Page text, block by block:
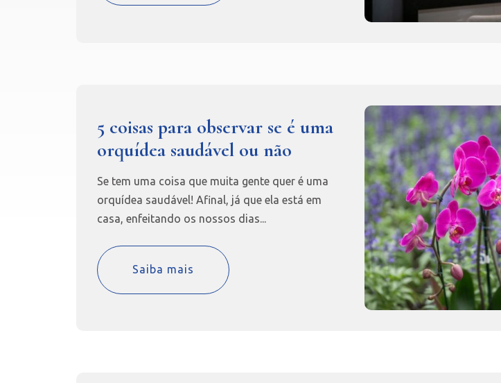
5 coisas para observar se é uma
orquídea saudável ou não
Se tem uma coisa que muita gente quer é uma
orquídea saudável! Afinal, já que ela está em
casa, enfeitando os nossos dias...
Saiba mais